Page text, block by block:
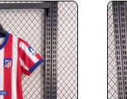
precio:
alto
a
bajo